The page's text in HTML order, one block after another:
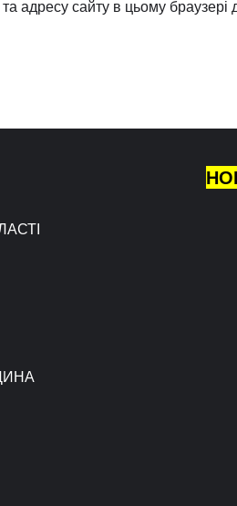
адресу сайту в цьому браузері